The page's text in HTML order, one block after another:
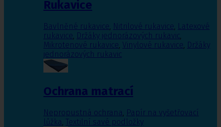
Rukavice
Bavlněné rukavice, Nitrilové rukavice, Latexové
rukavice, Držáky jednorázových rukavic,
Mikrotenové rukavice, Vinylové rukavice, Držáky
jednorázových rukavic
Ochrana matrací
Nepropustná ochrana, Papír na vyšetřovací
lůžka, Textilní savé podložky